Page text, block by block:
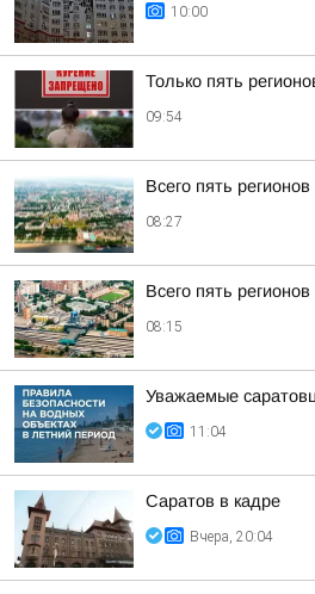
10:00
Только пять
09:54
Всего пять
08:27
Всего пять
08:15
Уважаемые
11:04
Саратов в кадре
Вчера, 20:04